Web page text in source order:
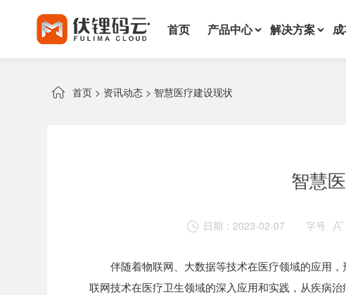
首页 产品中心 解决方案
 首页 > 资讯动态 > 智慧医疗建设现状
智慧
 日期：2023-02-07 字号 
伴随着物联网、大数据等技术在医疗领域的应用
联网技术在医疗卫生领域的深入应用和实践，从疾病